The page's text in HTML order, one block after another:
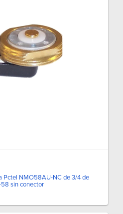
Pctel NMO58AU-NC de 3/4 de
sin conector